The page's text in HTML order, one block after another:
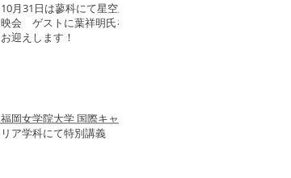
10月31日は蓼科にて星空上
映会 ゲストに葉祥明氏を
お迎えします！
福岡女学院大学 国際キャ
リア学科にて特別講義